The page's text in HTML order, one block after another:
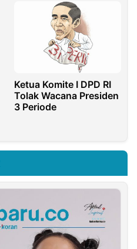
Ketua Komite I DPD RI
Tolak Wacana Presiden
3 Periode